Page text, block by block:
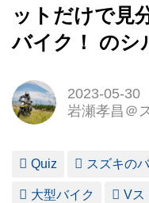
ットだけで見
バイク！ のシ
2023-05-30
岩瀬孝昌＠
Quiz スズキの
大型バイク Vス